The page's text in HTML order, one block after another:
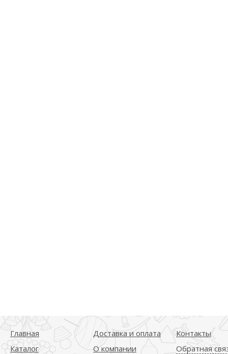
Главная
Каталог
Доставка и оплата
О компании
Контакты
Обратная